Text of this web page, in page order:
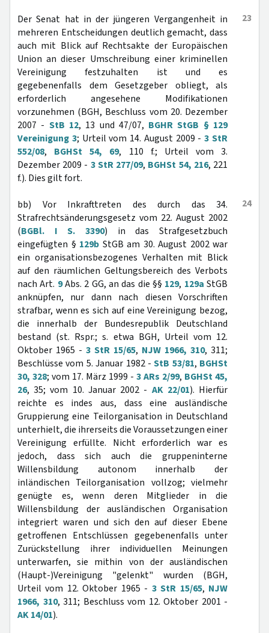
23
Der Senat hat in der jüngeren Vergangenheit in
mehreren Entscheidungen deutlich gemacht, dass
auch mit Blick auf Rechtsakte der Europäischen
Union an dieser Umschreibung einer kriminellen
Vereinigung festzuhalten ist und es
gegebenenfalls dem Gesetzgeber obliegt, als
erforderlich angesehene Modifikationen
vorzunehmen (BGH, Beschluss vom 20. Dezember
2007 - StB 12, 13 und 47/07, BGHR StGB § 129
Vereinigung 3; Urteil vom 14. August 2009 -3 StR
552/08, BGHSt 54, 69, 110 f.; Urteil vom 3.
Dezember 2009 - 3 StR 277/09, BGHSt 54, 216, 221
f.). Dies gilt fort.
24
bb) Vor Inkrafttreten des durch das 34.
Strafrechtsänderungsgesetz vom 22. August 2002
(BGBl. I S. 3390) in das Strafgesetzbuch
eingefügten § 129b StGB am 30. August 2002 war
ein organisationsbezogenes Verhalten mit Blick
auf den räumlichen Geltungsbereich des Verbots
nach Art. 9Abs. 2 GG, an das die §§ 129, 129a StGB
anknüpfen, nur dann nach diesen Vorschriften
strafbar, wenn es sich auf eine Vereinigung bezog,
die innerhalb der Bundesrepublik Deutschland
bestand (st. Rspr.; s. etwa BGH, Urteil vom 12.
Oktober 1965 - 3 StR 15/65, NJW 1966, 310, 311;
Beschlüsse vom 5. Januar 1982 -StB 53/81, BGHSt
30, 328; vom 17. März 1999 - 3 ARs 2/99, BGHSt 45,
26, 35; vom 10. Januar 2002 - AK 22/01). Hierfür
reichte es indes aus, dass eine ausländische
Gruppierung eine Teilorganisation in Deutschland
unterhielt, die ihrerseits die Voraussetzungen einer
Vereinigung erfüllte. Nicht erforderlich war es
jedoch, dass sich auch die gruppeninterne
Willensbildung autonom innerhalb der
inländischen Teilorganisation vollzog; vielmehr
genügte es, wenn deren Mitglieder in die
Willensbildung der ausländischen Organisation
integriert waren und sich den auf dieser Ebene
getroffenen Entschlüssen gegebenenfalls unter
Zurückstellung ihrer individuellen Meinungen
unterwarfen, sie mithin von der ausländischen
(Haupt-)Vereinigung "gelenkt" wurden (BGH,
Urteil vom 12. Oktober 1965 - 3 StR 15/65, NJW
1966, 310, 311; Beschluss vom 12. Oktober 2001 -
AK 14/01).